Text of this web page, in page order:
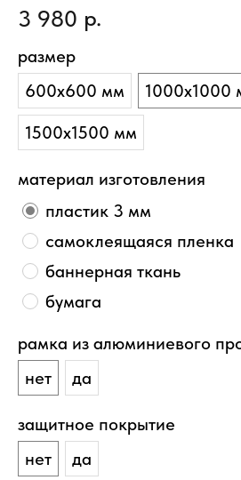
3 980 р.
размер
600х600 мм
1000х1000
1500х1500 мм
материал изготовления
пластик 3 мм
самоклеящаяся пленка
баннерная ткань
бумага
рамка из алюминиевого
нет
да
защитное покрытие
нет
да